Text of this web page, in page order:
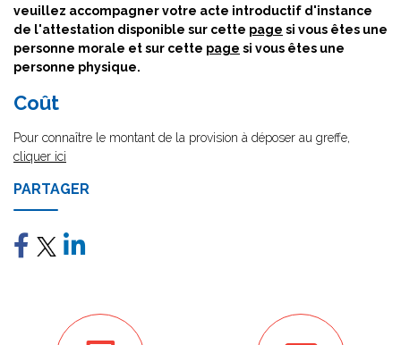
veuillez accompagner votre acte introductif d'instance
de l'attestation disponible sur cette page si vous êtes une
personne morale et sur cette page si vous êtes une
personne physique.
Coût
Pour connaître le montant de la provision à déposer au greffe,
cliquer ici
PARTAGER